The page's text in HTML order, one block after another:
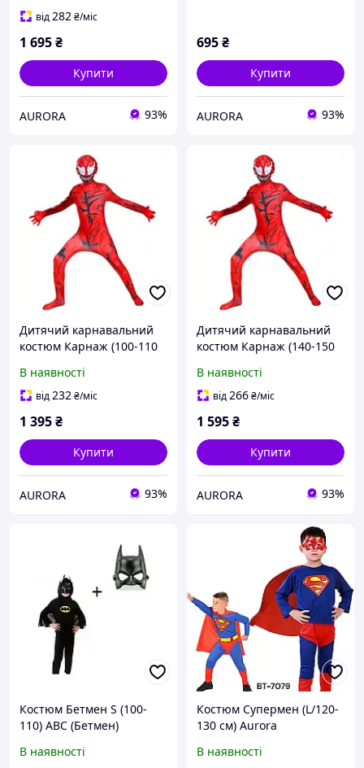
від282₴/міс
1 695₴
Купити
AURORA 93%
695₴
Купити
AURORA 93%
Дитячий карнавальний
костюм Карнаж (100-110
В наявності
від232₴/міс
1 395₴
Купити
AURORA 93%
Дитячий карнавальний
костюм Карнаж (140-150
В наявності
від266₴/міс
1 595₴
Купити
AURORA 93%
Костюм Бетмен S (100-
110) ABC (Бетмен)
В наявності
Костюм Супермен (L/120-
130 см) Aurora
В наявності